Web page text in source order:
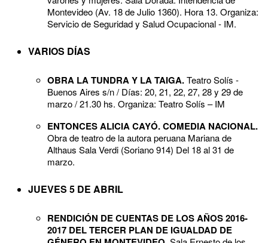
Montevideo (Av. 18 de Julio 1360). Hora 13. Organiza:
Servicio de Seguridad y Salud Ocupacional - IM.
VARIOS DÍAS
OBRA LA TUNDRA Y LA TAIGA.Teatro Solís -
Buenos Aires s/n / Días: 20, 21, 22, 27, 28 y 29 de
marzo / 21.30 hs. Organiza: Teatro Solís – IM
ENTONCES ALICIA CAYÓ. COMEDIA NACIONAL.
Obra de teatro de la autora peruana Mariana de
Althaus Sala Verdi (Soriano 914) Del 18 al 31 de
marzo.
JUEVES 5 DE ABRIL
RENDICIÓN DE CUENTAS DE LOS AÑOS 2016-
2017 DEL TERCER PLAN DE IGUALDAD DE